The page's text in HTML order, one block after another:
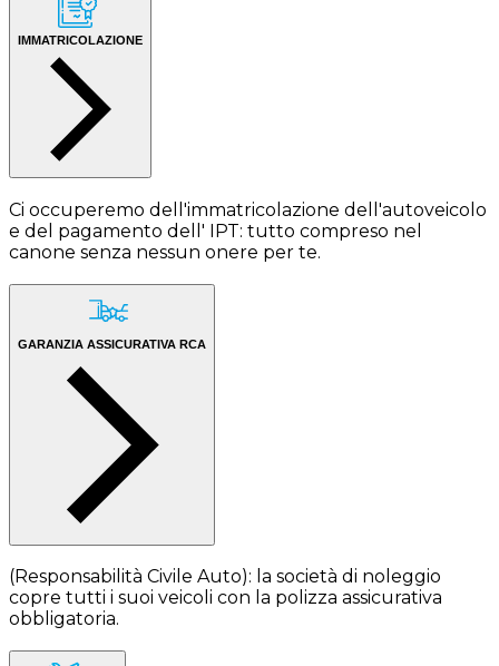
IMMATRICOLAZIONE
Ci occuperemo dell'immatricolazione dell'autoveicolo
e del pagamento dell' IPT: tutto compreso nel
canone senza nessun onere per te.
GARANZIA ASSICURATIVA RCA
(Responsabilità Civile Auto): la società di noleggio
copre tutti i suoi veicoli con la polizza assicurativa
obbligatoria.